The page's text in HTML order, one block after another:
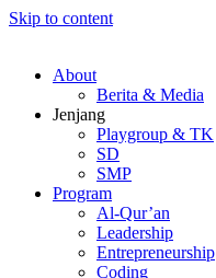
Skip to content
About
Berita & Media
Jenjang
Playgroup & TK
SD
SMP
Program
Al-Qur’an
Leadership
Entrepreneurship
Coding